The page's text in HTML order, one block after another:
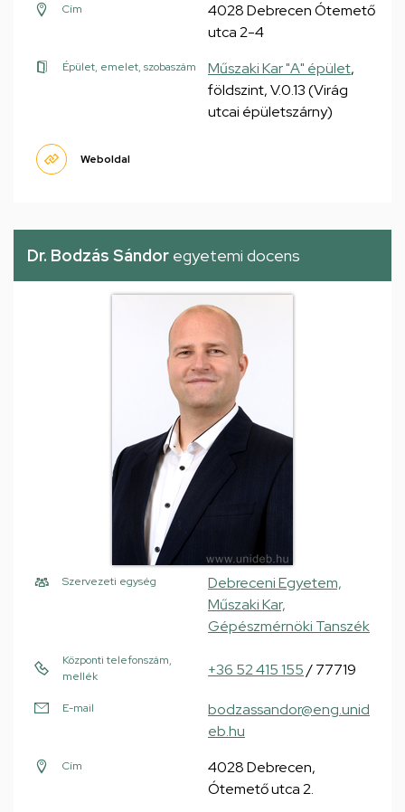
Cím
4028 Debrecen Ótemető
utca 2-4
Épület, emelet, szobaszám Műszaki Kar "A" épület,
földszint, V.0.13 (Virág
utcai épületszárny)
Weboldal
Dr. Bodzás Sándor egyetemi docens
Szervezeti egység
Debreceni Egyetem,
Műszaki Kar,
Gépészmérnöki Tanszék
Központi telefonszám,
mellék
+36 52 415 155/ 77719
E-mail
bodzassandor@eng.unid
eb.hu
Cím
4028 Debrecen,
Ótemető utca 2.